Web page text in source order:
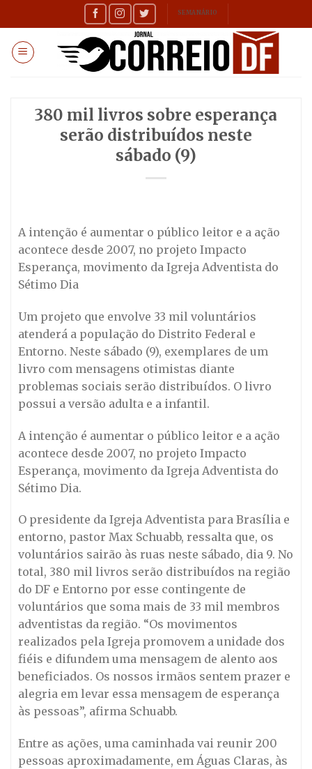
to
content
SEMANÁRIO
380 mil livros sobre esperança
serão distribuídos neste
sábado (9)
A intenção é aumentar o público leitor e a ação
acontece desde 2007, no projeto Impacto
Esperança, movimento da Igreja Adventista do
Sétimo Dia
Um projeto que envolve 33 mil voluntários
atenderá a população do Distrito Federal e
Entorno. Neste sábado (9), exemplares de um
livro com mensagens otimistas diante
problemas sociais serão distribuídos. O livro
possui a versão adulta e a infantil.
A intenção é aumentar o público leitor e a ação
acontece desde 2007, no projeto Impacto
Esperança, movimento da Igreja Adventista do
Sétimo Dia.
O presidente da Igreja Adventista para Brasília e
entorno, pastor Max Schuabb, ressalta que, os
voluntários sairão às ruas neste sábado, dia 9. No
total, 380 mil livros serão distribuídos na região
do DF e Entorno por esse contingente de
voluntários que soma mais de 33 mil membros
adventistas da região. “Os movimentos
realizados pela Igreja promovem a unidade dos
fiéis e difundem uma mensagem de alento aos
beneficiados. Os nossos irmãos sentem prazer e
alegria em levar essa mensagem de esperança
às pessoas”, afirma Schuabb.
Entre as ações, uma caminhada vai reunir 200
pessoas aproximadamente, em Águas Claras, às